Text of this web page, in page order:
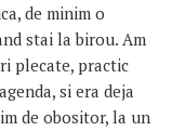
de minim o
stai la birou. Am
plecate, practic
si era deja
de obositor, la un